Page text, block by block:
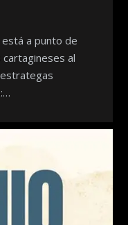
está a punto de
al